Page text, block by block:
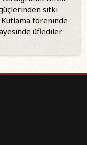
sıtkı
töreninde
üflediler